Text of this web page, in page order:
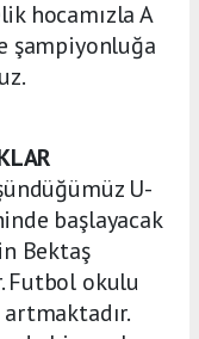
hocamızla A
şampiyonluğa
U-
başlayacak
Bektaş
Futbol okulu